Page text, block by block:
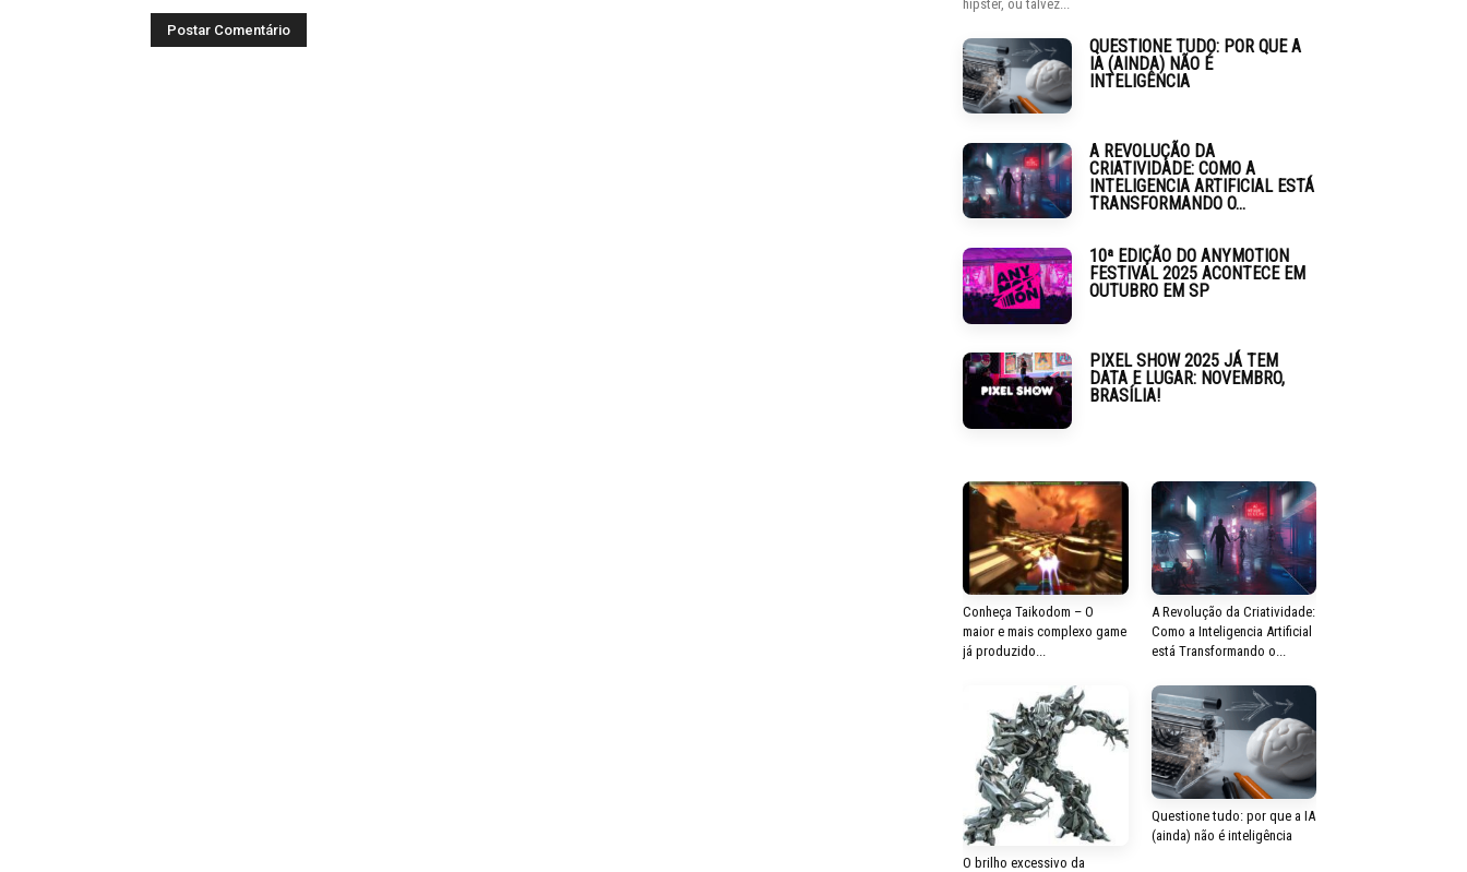
hipster, ou talvez...
QUESTIONE TUDO: POR QUE A
IA (AINDA) NÃO É
INTELIGÊNCIA
A REVOLUÇÃO DA
CRIATIVIDADE: COMO A
INTELIGENCIA ARTIFICIAL ESTÁ
TRANSFORMANDO O...
10ª EDIÇÃO DO ANYMOTION
FESTIVAL 2025 ACONTECE EM
OUTUBRO EM SP
PIXEL SHOW 2025 JÁ TEM
DATA E LUGAR: NOVEMBRO,
BRASÍLIA!
Conheça Taikodom – O
maior e mais complexo game
já produzido...
A Revolução da Criatividade:
Como a Inteligencia Artificial
está Transformando o...
O brilho excessivo da
Questione tudo: por que a IA
(ainda) não é inteligência